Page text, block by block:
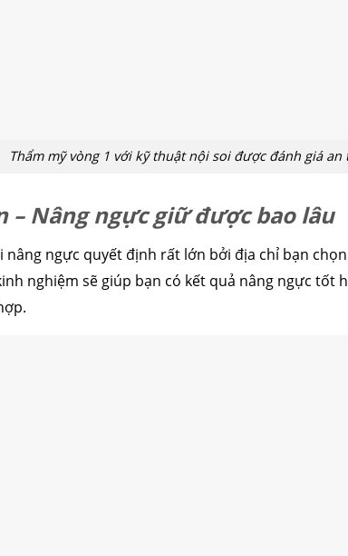
Thẩm mỹ vòng 1 với kỹ thuật nội soi được đánh giá
– Nâng ngực giữ được bao lâu
ngực quyết định rất lớn bởi địa chỉ bạn
nghiệm sẽ giúp bạn có kết quả nâng ngực tốt